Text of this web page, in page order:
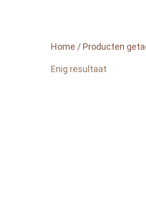
Home / Producten
Enig resultaat